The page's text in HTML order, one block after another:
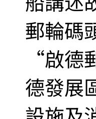
郵輪碼
“啟德
德發展